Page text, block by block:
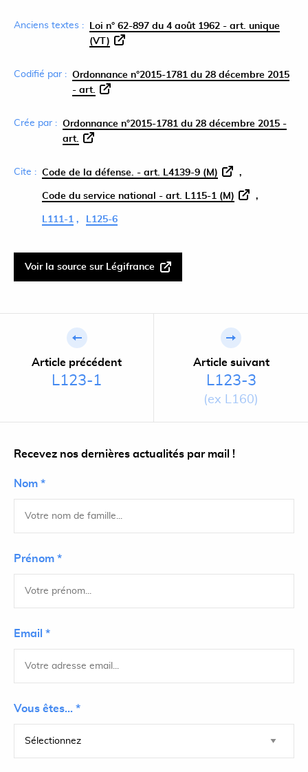
Anciens textes :
Loi n° 62-897 du 4 août 1962 - art. unique
(VT)
Codifié par : Ordonnance n°2015-1781 du 28 décembre 2015
- art.
Crée par : Ordonnance n°2015-1781 du 28 décembre 2015 -
art.
Cite : Code de la défense. - art. L4139-9 (M)
Code du service national - art. L115-1 (M)
L111-1 L125-6
Voir la source sur Légifrance
Article précédent
L123-1
Article suivant
L123-3
(ex L160)
Recevez nos dernières actualités par mail !
Nom *
Prénom *
Email *
Vous êtes... *